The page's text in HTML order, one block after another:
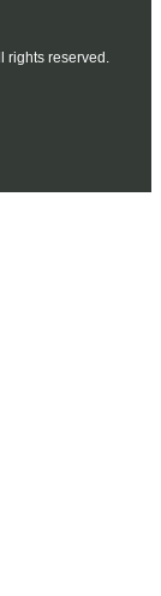
rights reserved.